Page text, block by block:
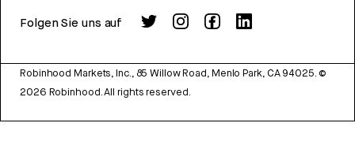
Folgen Sie uns auf
Robinhood Markets, Inc., 85 Willow Road, Menlo Park, CA 94025. ©
2026 Robinhood. All rights reserved.